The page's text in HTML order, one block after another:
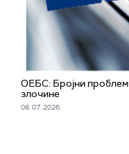
ОЕБС: Бројни
злочине
08. 07. 2026.